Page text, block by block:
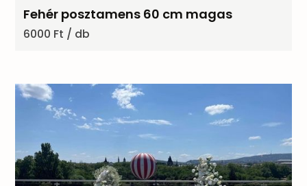
Fehér posztamens 60 cm magas
6000 Ft / db